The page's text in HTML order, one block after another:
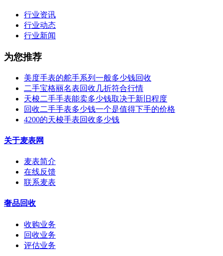
行业资讯
行业动态
行业新闻
为您推荐
美度手表的舵手系列一般多少钱回收
二手宝格丽名表回收几折符合行情
天梭二手手表能卖多少钱取决于新旧程度
回收二手手表多少钱一个是值得下手的价格
4200的天梭手表回收多少钱
关于麦表网
麦表简介
在线反馈
联系麦表
奢品回收
收购业务
回收业务
评估业务